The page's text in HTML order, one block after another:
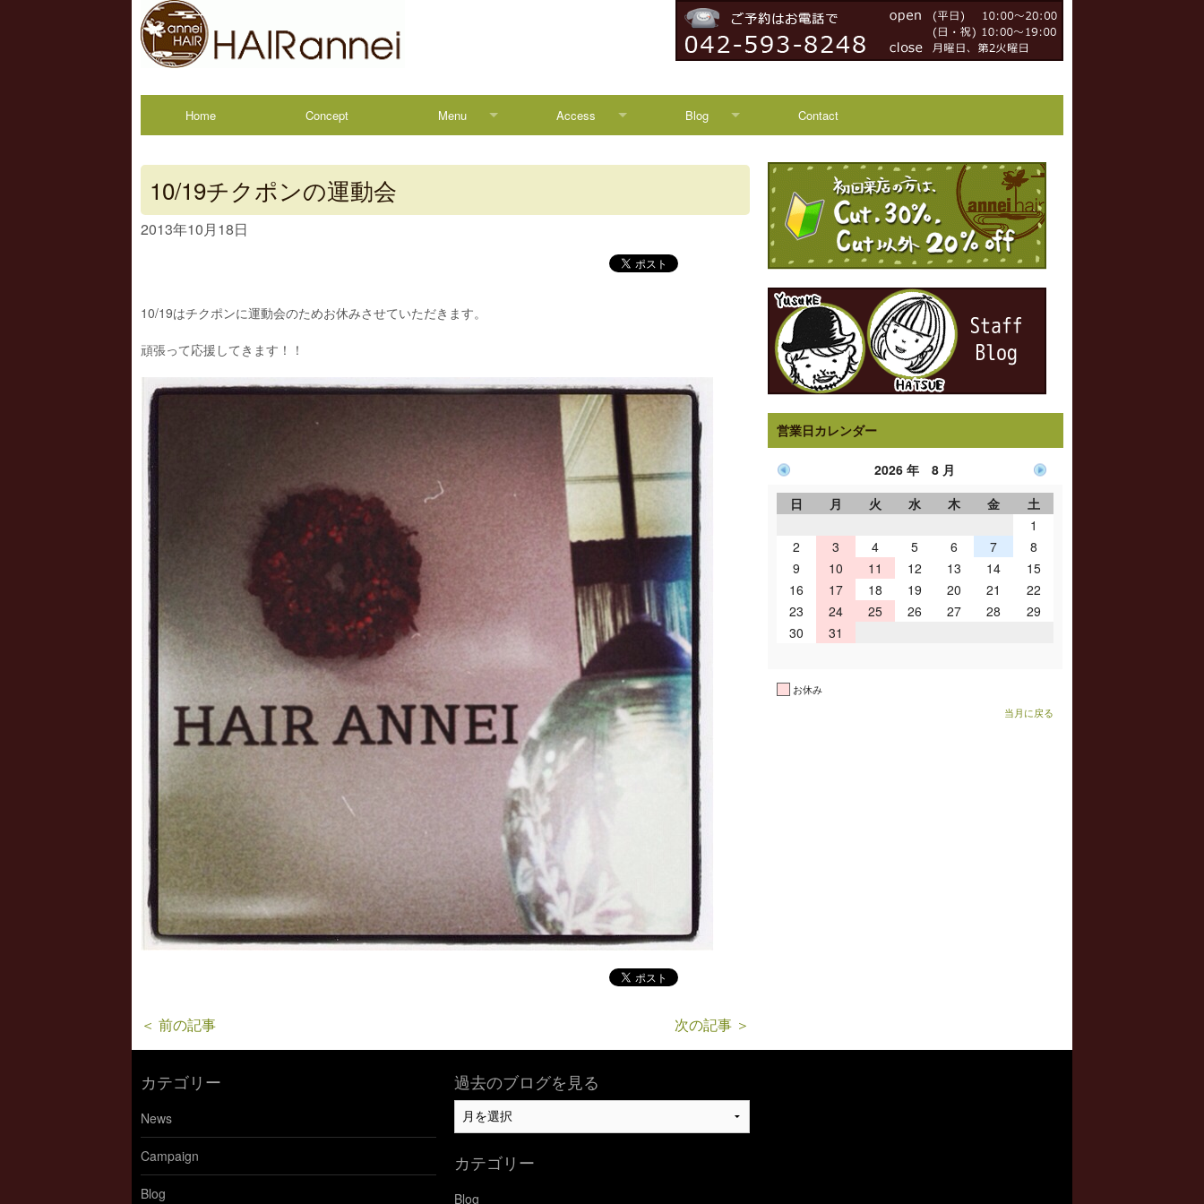
Home Concept Menu Access Blog Contact
10/19チクポンの運動会
2013年10月18日
10/19はチクポンに運動会のためお休みさせていただきます。
頑張って応援してきます！！
＜ 前の記事 次の記事 ＞
営業日カレンダー
2026 年 8 月
日
月 火 水 木 金
土
1
2
3 4 5 6 7
8
9
10 11 12 13 14
15
16
17 18 19 20 21
22
23
24 25 26 27 28
29
30
31
お休み
当月に戻る
カテゴリー
News
Campaign
Blog
過去のブログを見る
過
去
ブ
カテゴリー
Blog